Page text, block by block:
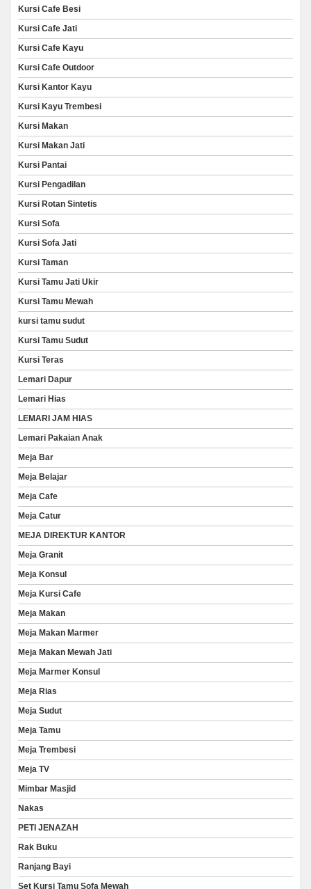
Kursi Cafe Besi
Kursi Cafe Jati
Kursi Cafe Kayu
Kursi Cafe Outdoor
Kursi Kantor Kayu
Kursi Kayu Trembesi
Kursi Makan
Kursi Makan Jati
Kursi Pantai
Kursi Pengadilan
Kursi Rotan Sintetis
Kursi Sofa
Kursi Sofa Jati
Kursi Taman
Kursi Tamu Jati Ukir
Kursi Tamu Mewah
kursi tamu sudut
Kursi Tamu Sudut
Kursi Teras
Lemari Dapur
Lemari Hias
LEMARI JAM HIAS
Lemari Pakaian Anak
Meja Bar
Meja Belajar
Meja Cafe
Meja Catur
MEJA DIREKTUR KANTOR
Meja Granit
Meja Konsul
Meja Kursi Cafe
Meja Makan
Meja Makan Marmer
Meja Makan Mewah Jati
Meja Marmer Konsul
Meja Rias
Meja Sudut
Meja Tamu
Meja Trembesi
Meja TV
Mimbar Masjid
Nakas
PETI JENAZAH
Rak Buku
Ranjang Bayi
Set Kursi Tamu Sofa Mewah